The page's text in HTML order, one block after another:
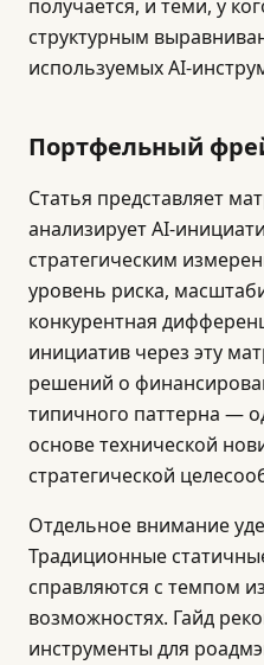
получается, и теми, у
структурным
используемых AI-
Портфельный
Статья представляет
анализирует AI-
стратегическим
уровень риска,
конкурентная
инициатив через эту
решений о
типичного паттерна —
основе технической
стратегической
Отдельное внимание
Традиционные
справляются с темпом
возможностях. Гайд
инструменты для